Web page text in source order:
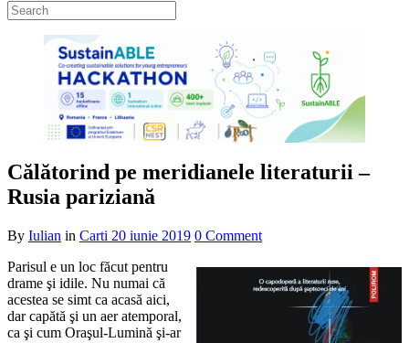
Călătorind pe meridianele literaturii –
Rusia pariziană
By Iulian in Carti 20 iunie 2019 0 Comment
Parisul e un loc făcut pentru
drame şi idile. Nu numai că
acestea se simt ca acasă aici,
dar capătă şi un aer atemporal,
ca şi cum Oraşul-Lumină şi-ar